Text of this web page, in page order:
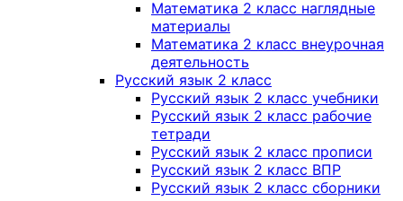
Математика 2 класс наглядные
материалы
Математика 2 класс внеурочная
деятельность
Русский язык 2 класс
Русский язык 2 класс учебники
Русский язык 2 класс рабочие
тетради
Русский язык 2 класс прописи
Русский язык 2 класс ВПР
Русский язык 2 класс сборники